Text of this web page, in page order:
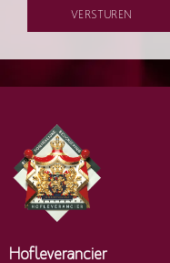
VERSTUREN
Hofleverancier